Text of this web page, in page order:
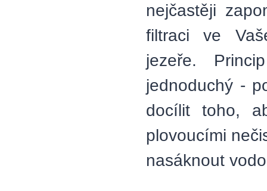
nejčastěji
filtraci ve
jezeře.
jednoduchý -
docílit toho,
plovoucími
nasáknout